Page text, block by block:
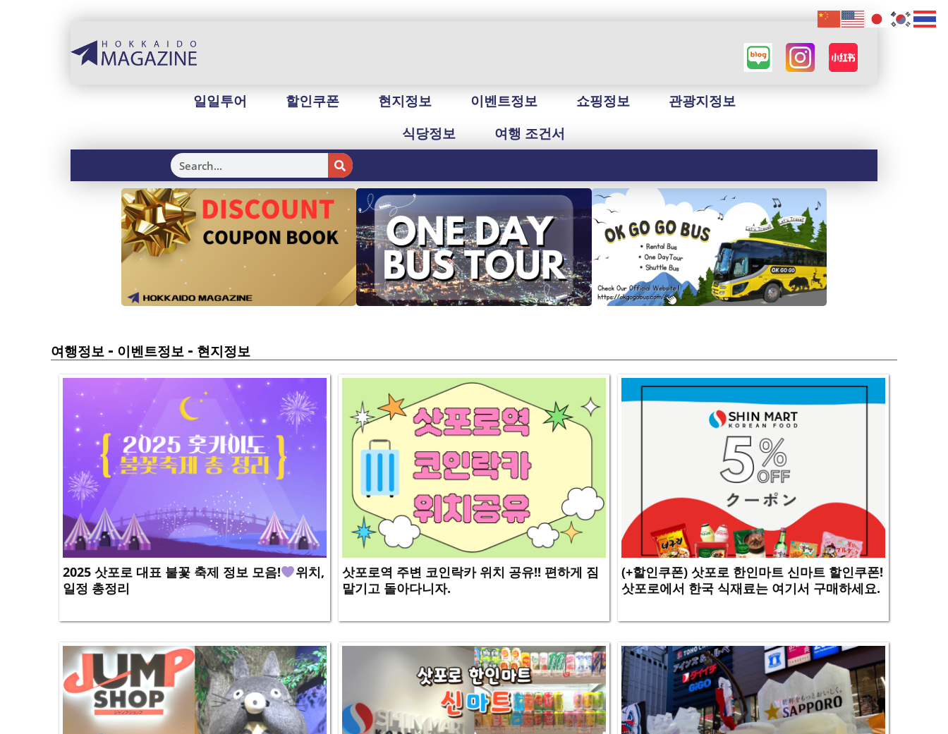
일일투어 할인쿠폰 현지정보 이벤트정보 쇼핑정보
관광지정보
식당정보
여행 조건서
여행정보 - 이벤트정보 - 현지정보
2025 삿포로 대표 불꽃 축제 정보 모음!
위치,
일정 총정리
삿포로역 주변 코인락카 위치 공유!! 편하게 짐
맡기고 돌아다니자.
(+할인쿠폰) 삿포로 한인마트 신마트 할인쿠폰!
삿포로에서 한국 식재료는 여기서 구매하세요.